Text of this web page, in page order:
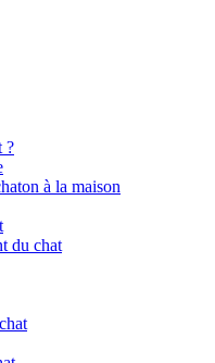
?
à la maison
du chat